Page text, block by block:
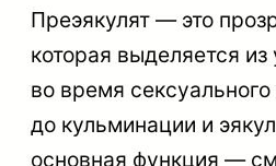
Преэякулят — это
которая выделяется
во время
до кульминации и
основная функция —